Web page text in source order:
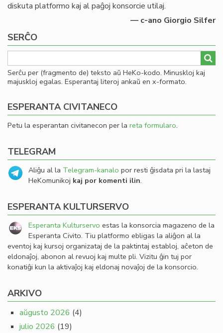
diskuta platformo kaj al paĝoj konsorcie utilaj.
— c-ano Giorgio Silfer
SERĈO
Serĉu per (fragmento de) teksto aŭ HeKo-kodo. Minuskloj kaj
majuskloj egalas. Esperantaj literoj ankaŭ en x-formato.
ESPERANTA CIVITANECO
Petu la esperantan civitanecon per la reta formularo.
TELEGRAM
Aliĝu al la Telegram-kanalo por resti ĝisdata pri la lastaj
HeKomunikoj kaj por komenti ilin.
ESPERANTA KULTURSERVO
Esperanta Kulturservo estas la konsorcia magazeno de la
Esperanta Civito. Tiu platformo ebligas la aliĝon al la
eventoj kaj kursoj organizataj de la paktintaj establoj, aĉeton de
eldonaĵoj, abonon al revuoj kaj multe pli. Vizitu ĝin tuj por
konatiĝi kun la aktivaĵoj kaj eldonaj novaĵoj de la konsorcio.
ARKIVO
aŭgusto 2026 (4)
julio 2026 (19)